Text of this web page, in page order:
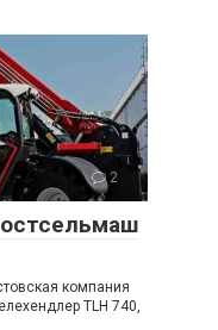
2
компания
TLH 740,